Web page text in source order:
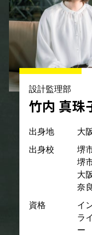
設計監理部
竹内 真珠
出身地
大
出身校
堺
堺
大
奈
資格
イ
ラ
ー